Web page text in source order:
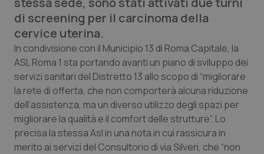
Calabria
Campania
Emilia-Romagna
Friuli Venezia Giulia
Lazio
Asma & BPCO
Car-T
Colesterolo & coronaropatie
Dermatite Atopica
Diabete & glucometri
di screening per il carcinoma della
cervice uterina.
In condivisione con il Municipio 13 di Roma Capitale, la
ASL Roma 1 sta portando avanti un piano di sviluppo dei
servizi sanitari del Distretto 13 allo scopo di “migliorare
la rete di offerta, che non comporterà alcuna riduzione
dell’assistenza, ma un diverso utilizzo degli spazi per
migliorare la qualità e il comfort delle strutture”. Lo
precisa la stessa Asl in una nota in cui rassicura in
merito ai servizi del Consultorio di via Silveri, che “non